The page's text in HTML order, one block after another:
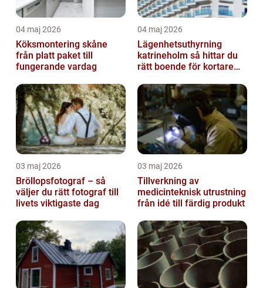
04 maj 2026
Köksmontering skåne
från platt paket till
fungerande vardag
04 maj 2026
Lägenhetsuthyrning
katrineholm så hittar du
rätt boende för kortare
03 maj 2026
Bröllopsfotograf – så
väljer du rätt fotograf till
livets viktigaste dag
03 maj 2026
Tillverkning av
medicinteknisk utrustning
från idé till färdig produkt